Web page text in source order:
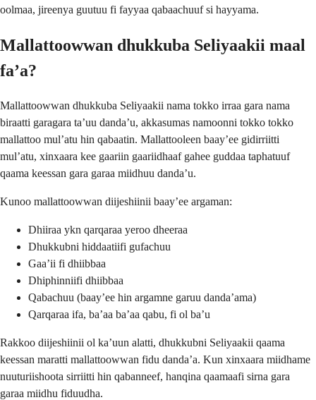
oolmaa, jireenya guutuu fi fayyaa qabaachuuf si hayyama.
Mallattoowwan dhukkuba Seliyaakii maal
faʼa?
Mallattoowwan dhukkuba Seliyaakii nama tokko irraa gara nama
biraatti garagara taʼuu dandaʼu, akkasumas namoonni tokko tokko
mallattoo mulʼatu hin qabaatin. Mallattooleen baayʼee gidirriitti
mulʼatu, xinxaara kee gaariin gaariidhaaf gahee guddaa taphatuuf
qaama keessan gara garaa miidhuu dandaʼu.
Kunoo mallattoowwan diijeshiinii baayʼee argaman:
Dhiiraa ykn qarqaraa yeroo dheeraa
Dhukkubni hiddaatiifi gufachuu
Gaaʼii fi dhiibbaa
Dhiphinniifi dhiibbaa
Qabachuu (baayʼee hin argamne garuu dandaʼama)
Qarqaraa ifa, baʼaa baʼaa qabu, fi ol baʼu
Rakkoo diijeshiinii ol kaʼuun alatti, dhukkubni Seliyaakii qaama
keessan maratti mallattoowwan fidu dandaʼa. Kun xinxaara miidhame
nuuturiishoota sirriitti hin qabanneef, hanqina qaamaafi sirna gara
garaa miidhu fiduudha.